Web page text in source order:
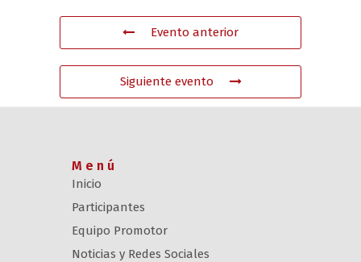
Evento anterior
Siguiente evento
Menú
Inicio
Participantes
Equipo Promotor
Noticias y Redes Sociales